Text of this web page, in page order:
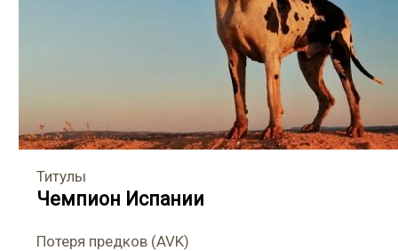
Титулы
Чемпион Испании
Потеря предков (AVK)